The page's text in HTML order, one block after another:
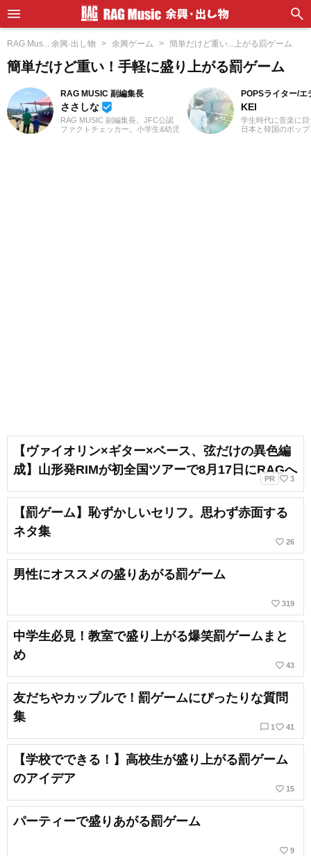
RAG Mus... 余興·出し物 余興ゲーム 簡単だけど重い...上がる罰ゲーム
簡単だけど重い！手軽に盛り上がる罰ゲーム
RAG MUSIC 副編集長
ささしな beenhere
RAG MUSIC 副編集長。JFC公認
ファクトチェッカー。小学生&幼児
POPSライター/エ
KEI
学生時代に音楽に
日本と韓国のポッ
【ヴァイオリン×ギター×ベース、弦だけの異色編
成】山形発RIMが初全国ツアーで8月17日にRAGへ
PR favorite_border 3
【罰ゲーム】恥ずかしいセリフ。思わず赤面する
ネタ集
favorite_border 26
男性にオススメの盛りあがる罰ゲーム
favorite_border 319
中学生必見！教室で盛り上がる爆笑罰ゲームまと
め
favorite_border 43
友だちやカップルで！罰ゲームにぴったりな質問
集
chat_bubble_outline 1 favorite_border 41
【学校でできる！】高校生が盛り上がる罰ゲーム
のアイデア
favorite_border 15
パーティーで盛りあがる罰ゲーム
favorite_border 9